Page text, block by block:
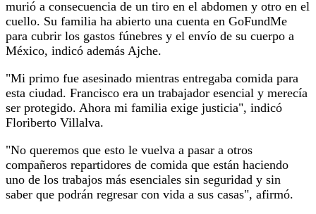
murió a consecuencia de un tiro en el abdomen y otro en el
cuello. Su familia ha abierto una cuenta en GoFundMe
para cubrir los gastos fúnebres y el envío de su cuerpo a
México, indicó además Ajche.
"Mi primo fue asesinado mientras entregaba comida para
esta ciudad. Francisco era un trabajador esencial y merecía
ser protegido. Ahora mi familia exige justicia", indicó
Floriberto Villalva.
"No queremos que esto le vuelva a pasar a otros
compañeros repartidores de comida que están haciendo
uno de los trabajos más esenciales sin seguridad y sin
saber que podrán regresar con vida a sus casas", afirmó.